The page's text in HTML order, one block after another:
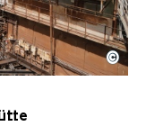
Hütte mit
Hütte | Karl
©